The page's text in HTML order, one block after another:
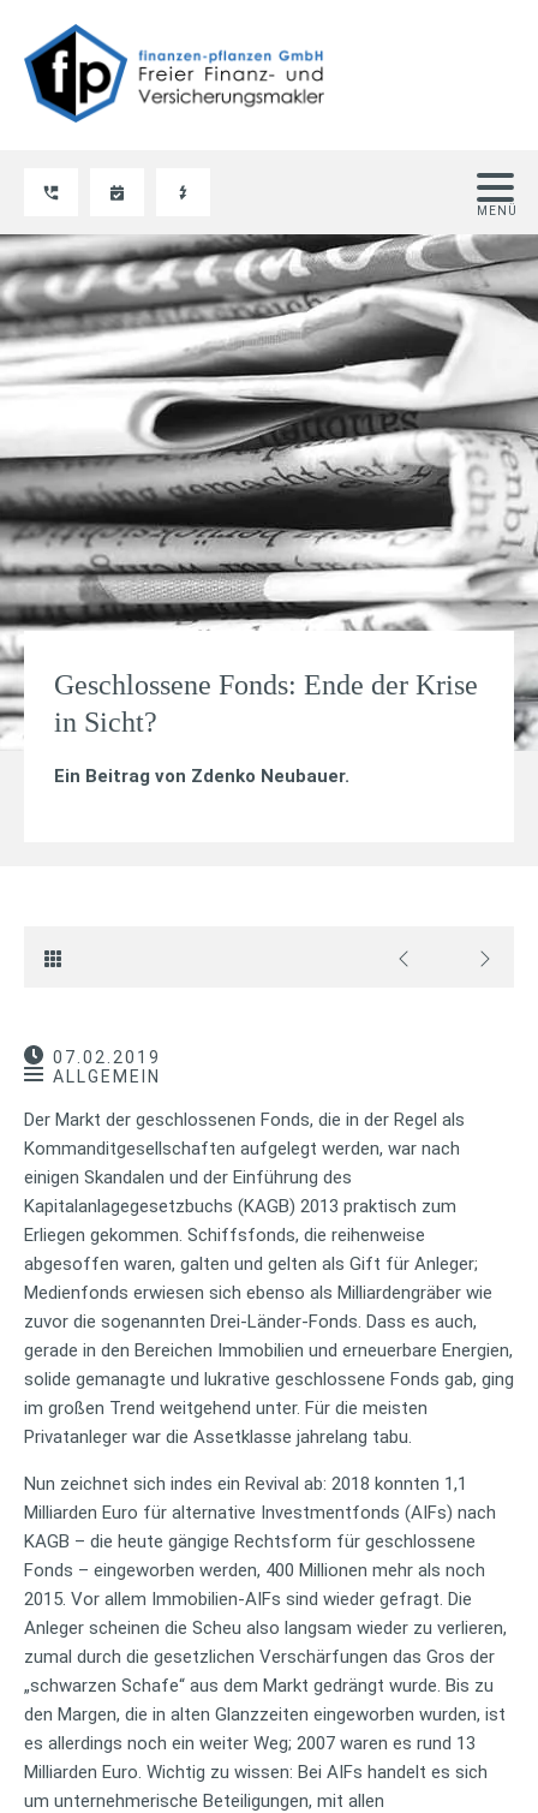
Geschlossene Fonds: Ende der Krise
in Sicht?
Ein Beitrag von Zdenko Neubauer.
07.02.2019
ALLGEMEIN
Der Markt der geschlossenen Fonds, die in der Regel als
Kommanditgesellschaften aufgelegt werden, war nach
einigen Skandalen und der Einführung des
Kapitalanlagegesetzbuchs (KAGB) 2013 praktisch zum
Erliegen gekommen. Schiffsfonds, die reihenweise
abgesoffen waren, galten und gelten als Gift für Anleger;
Medienfonds erwiesen sich ebenso als Milliardengräber wie
zuvor die sogenannten Drei-Länder-Fonds. Dass es auch,
gerade in den Bereichen Immobilien und erneuerbare Energien,
solide gemanagte und lukrative geschlossene Fonds gab, ging
im großen Trend weitgehend unter. Für die meisten
Privatanleger war die Assetklasse jahrelang tabu.
Nun zeichnet sich indes ein Revival ab: 2018 konnten 1,1
Milliarden Euro für alternative Investmentfonds (AIFs) nach
KAGB – die heute gängige Rechtsform für geschlossene
Fonds – eingeworben werden, 400 Millionen mehr als noch
2015. Vor allem Immobilien-AIFs sind wieder gefragt. Die
Anleger scheinen die Scheu also langsam wieder zu verlieren,
zumal durch die gesetzlichen Verschärfungen das Gros der
„schwarzen Schafe“ aus dem Markt gedrängt wurde. Bis zu
den Margen, die in alten Glanzzeiten eingeworben wurden, ist
es allerdings noch ein weiter Weg; 2007 waren es rund 13
Milliarden Euro. Wichtig zu wissen: Bei AIFs handelt es sich
um unternehmerische Beteiligungen, mit allen